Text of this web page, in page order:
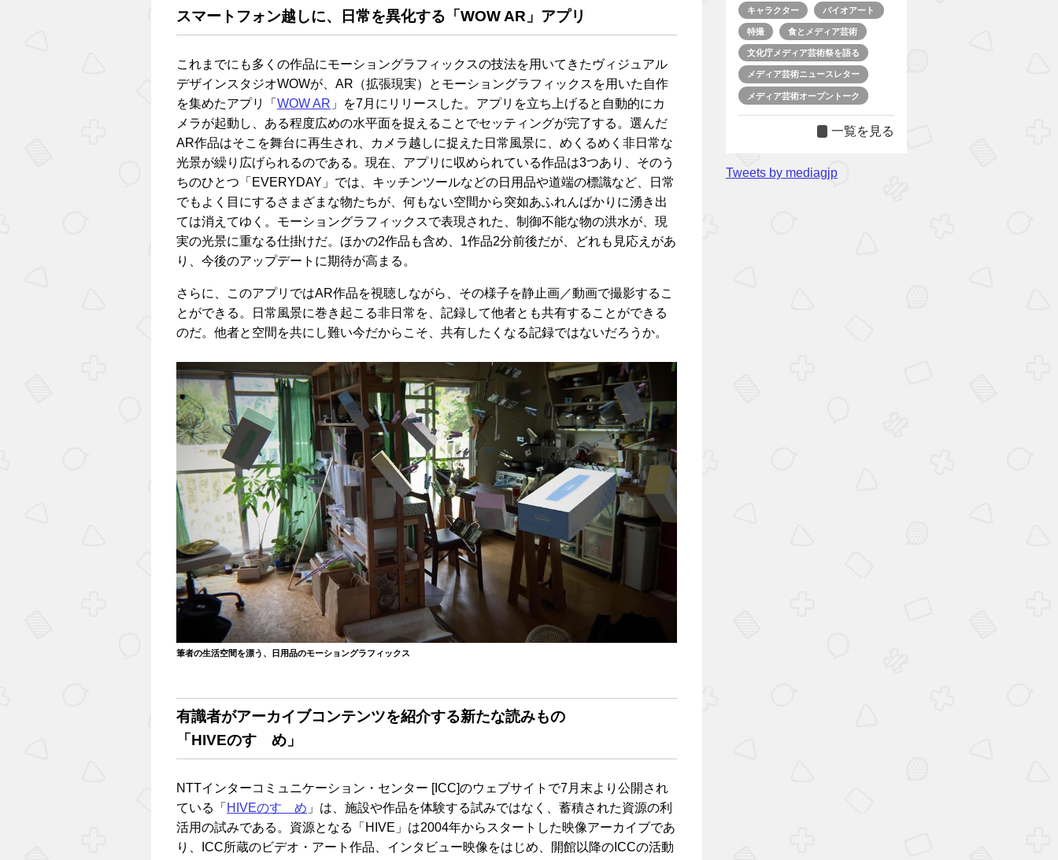
スマートフォン越しに、日常を異化する「WOW AR」アプリ
これまでにも多くの作品にモーショングラフィックスの技法を用いてきたヴィジュアル
デザインスタジオWOWが、AR（拡張現実）とモーショングラフィックスを用いた自作
を集めたアプリ「 WOW AR 」を7月にリリースした。アプリを立ち上げると自動的にカ
メラが起動し、ある程度広めの水平面を捉えることでセッティングが完了する。選んだ
AR作品はそこを舞台に再生され、カメラ越しに捉えた日常風景に、めくるめく非日常な
光景が繰り広げられるのである。現在、アプリに収められている作品は3つあり、そのう
ちのひとつ「EVERYDAY」では、キッチンツールなどの日用品や道端の標識など、日常
でもよく目にするさまざまな物たちが、何もない空間から突如あふれんばかりに湧き出
ては消えてゆく。モーショングラフィックスで表現された、制御不能な物の洪水が、現
実の光景に重なる仕掛けだ。ほかの2作品も含め、1作品2分前後だが、どれも見応えがあ
り、今後のアップデートに期待が高まる。
さらに、このアプリではAR作品を視聴しながら、その様子を静止画／動画で撮影するこ
とができる。日常風景に巻き起こる非日常を、記録して他者とも共有することができる
のだ。他者と空間を共にし難い今だからこそ、共有したくなる記録ではないだろうか。
筆者の生活空間を漂う、日用品のモーショングラフィックス
有識者がアーカイブコンテンツを紹介する新たな読みもの
「HIVEのすゝめ」
NTTインターコミュニケーション・センター [ICC]のウェブサイトで7月末より公開され
ている「 HIVEのすゝめ 」は、施設や作品を体験する試みではなく、蓄積された資源の利
活用の試みである。資源となる「HIVE」は2004年からスタートした映像アーカイブであ
り、ICC所蔵のビデオ・アート作品、インタビュー映像をはじめ、開館以降のICCの活動
キャラクター バイオアート
特撮 食とメディア芸術
文化庁メディア芸術祭を語る
メディア芸術ニュースレター
メディア芸術オープントーク
一覧を見る
Tweets by mediagjp